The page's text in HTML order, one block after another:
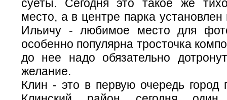
суеты. Сегодня это такое же
место, а в центре парка
Ильичу - любимое место для
особенно популярна тросточка
до нее надо обязательно
желание.
Клин - это в первую очередь